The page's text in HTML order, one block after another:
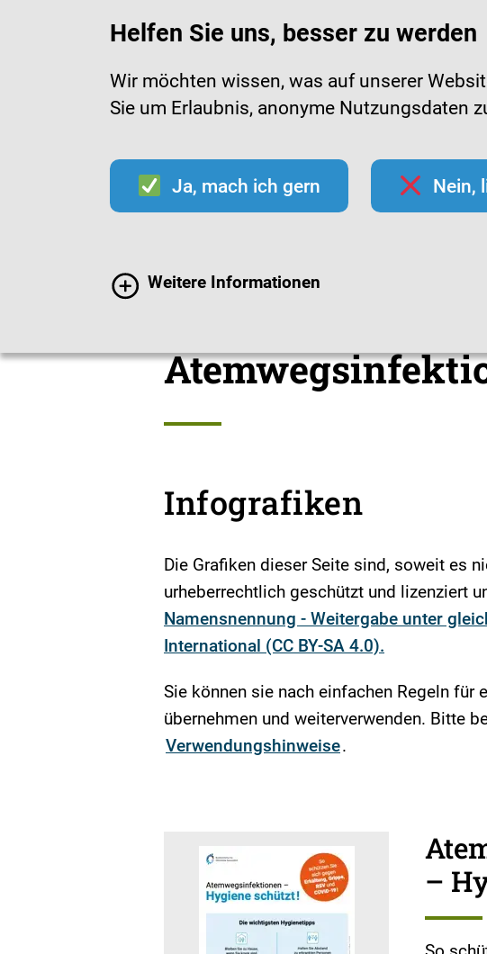
Helfen Sie uns, besser zu werden
Wir möchten wissen, was auf unserer
Sie um Erlaubnis, anonyme Nutzungsdaten
Ja, mach ich gern Nein,
Weitere Informationen
Mediathek Materialien zu
Infografiken
Die Grafiken dieser Seite sind, soweit es
urheberrechtlich geschützt und lizenziert
Namensnennung - Weitergabe unter
International (CC BY-SA 4.0).
Sie können sie nach einfachen Regeln für
übernehmen und weiterverwenden. Bitte
Verwendungshinweise.
–